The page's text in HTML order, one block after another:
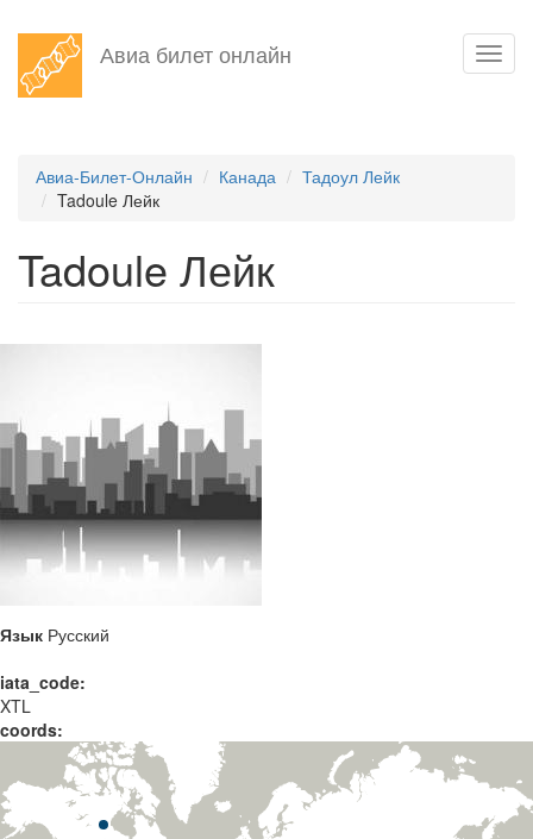
Перейти
основному
Авиа билет онлайн
Авиа-Билет-Онлайн Канада
Тадоул Лейк
Tadoule Лейк
Tadoule Лейк
Язык Русский
iata_code:
XTL
coords: